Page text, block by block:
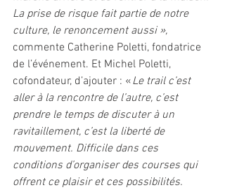
La prise de risque fait partie de notre
culture, le renoncement aussi »,
commente Catherine Poletti, fondatrice
de l’événement. Et Michel Poletti,
cofondateur, d’ajouter : « Le trail c’est
aller à la rencontre de l’autre, c’est
prendre le temps de discuter à un
ravitaillement, c’est la liberté de
mouvement. Difficile dans ces
conditions d’organiser des courses qui
offrent ce plaisir et ces possibilités.